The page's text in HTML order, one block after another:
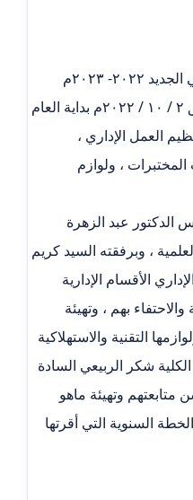
استعدادا لاستقبال العام الدراسي الجديد ٢٠٢٢- ٢٠٢٣م
والذي يمثل يوم غد الأحد الموافق ٢ / ١٠ / ٢٠٢٢م بداية العام
العمل الإداري ،
المختبرات ، ولوازم
الدكتور عبد الزهرة
، وبرفقته السيد كريم
الأقسام الإدارية
بهم ، وتهيئة
التقنية والاستهلاكية
شكر الربيعي السادة
وتهيئة ماهو
السنوية التي أقرتها